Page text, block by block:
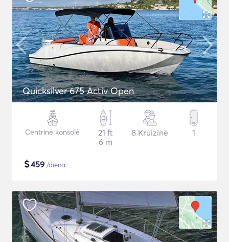
Quicksilver 675 Activ Open
Centrinė konsolė
21 ft
6 m
8 Kruizinė 1
$459 /diena